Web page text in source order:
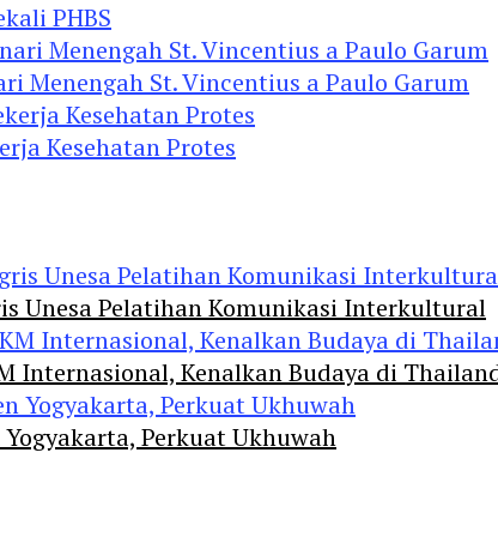
PHBS
Menengah St. Vincentius a Paulo Garum
Kesehatan Protes
Unesa Pelatihan Komunikasi Interkultural
Internasional, Kenalkan Budaya di
Perkuat Ukhuwah